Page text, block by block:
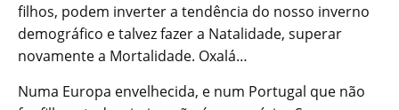
filhos, podem inverter a tendência do nosso inverno
demográfico e talvez fazer a Natalidade, superar
novamente a Mortalidade. Oxalá…
Numa Europa envelhecida, e num Portugal que não